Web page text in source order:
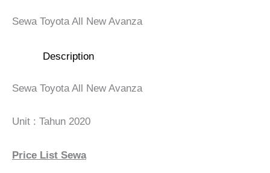
Sewa Toyota All New Avanza
Description
Sewa Toyota All New Avanza
Unit : Tahun 2020
Price List Sewa